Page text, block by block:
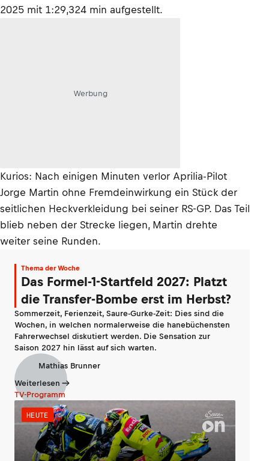
2025 mit 1:29,324 min aufgestellt.
Werbung
Kurios: Nach einigen Minuten verlor Aprilia-Pilot
Jorge Martin ohne Fremdeinwirkung ein Stück der
seitlichen Heckverkleidung bei seiner RS-GP. Das Teil
blieb neben der Strecke liegen, Martin drehte
weiter seine Runden.
Thema der Woche
Das Formel-1-Startfeld 2027: Platzt
die Transfer-Bombe erst im Herbst?
Sommerzeit, Ferienzeit, Saure-Gurke-Zeit: Dies sind die
Wochen, in welchen normalerweise die hanebüchensten
Fahrerwechsel diskutiert werden. Die Sensation zur
Saison 2027 hin lässt auf sich warten.
Mathias Brunner
Weiterlesen
TV-Programm
HEUTE